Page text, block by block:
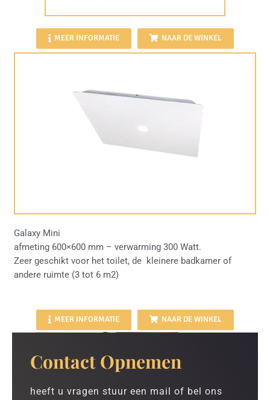
MEER INFORMATIE NAAR DE WINKEL
Galaxy Mini
afmeting 600×600 mm – verwarming 300 Watt.
Zeer geschikt voor het toilet, de kleinere badkamer of
andere ruimte (3 tot 6 m2)
MEER INFORMATIE NAAR DE WINKEL
Contact Opnemen
heeft u vragen stuur een mail of bel ons